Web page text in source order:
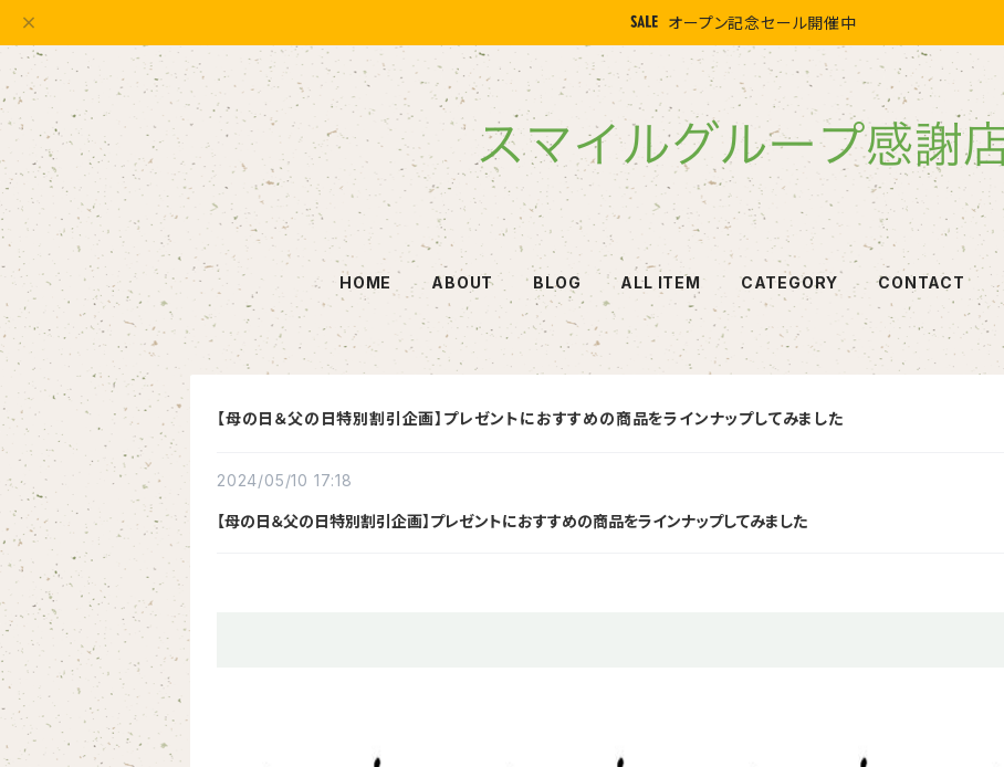
オープン記念セール開催中
HOME ABOUT BLOG ALL ITEM CATEGORY CONTACT
【母の日＆父の日特別割引企画】プレゼントにおすすめの商品をラインナップしてみました
2024/05/10 17:18
【母の日＆父の日特別割引企画】プレゼントにおすすめの商品をラインナップしてみました